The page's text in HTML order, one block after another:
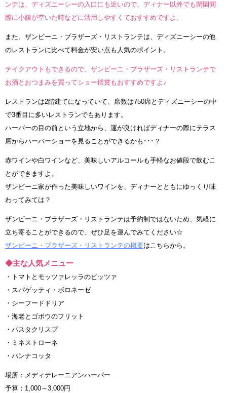
ンテは、ディズニーシーの入口にも近いので、ディナー以外でも閉園間
際に小腹が空いた時などに活用しやすくておすすめですよ。
また、ザンビーニ・ブラザーズ・リストランテは、ディズニーシーの他
のレストランに比べて料金が安い点も人気のポイント。
テイクアウトもできるので、ザンビーニ・ブラザーズ・リストランテで
お酒とおつまみを買ってショー鑑賞もおすすめですよ♪
レストランは2階建てになっていて、席数は750席とディズニーシーの中
で3番目に多いレストランでもあります。
ハーバーの目の前という立地から、運が良ければディナーの際にテラス
席からハーバーショーを見ることができるかも･･･？
赤ワインや白ワインなど、美味しいアルコールも手軽なお値段で飲むこ
とができますよ。
ザンビーニ家が作った美味しいワインを、ディナーとともにゆっくり味
わってみては？
ザンビーニ・ブラザーズ・リストランテは予約制ではないため、気軽に
立ち寄ることができるので、ぜひ足を運んでみてください☆
ザンビーニ・ブラザーズ・リストランテの概要はこちらから。
◆主な人気メニュー
・トマトとモッツァレッラのピッツァ
・スパゲッティ・ボロネーゼ
・シーフードドリア
・海老とゴボウのフリット
・パスタクリスプ
・ミネストローネ
・パンナコッタ
場所：メディテレーニアンハーバー
予算：1,000～3,000円